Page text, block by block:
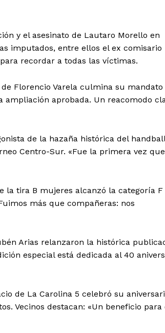
y el asesinato de Lautaro Morello en
imputados, entre ellos el ex comisario
recordar a todas las víctimas.
Florencio Varela culmina su mandato
aprobada. Un reacomodo
de la hazaña histórica del handball
Centro-Sur. «Fue la primera vez que
la tira B mujeres alcanzó la categoría F
más que compañeras: nos
Arias relanzaron la histórica
especial está dedicada al 40
de La Carolina 5 celebró su
Vecinos destacan: «Un beneficio para